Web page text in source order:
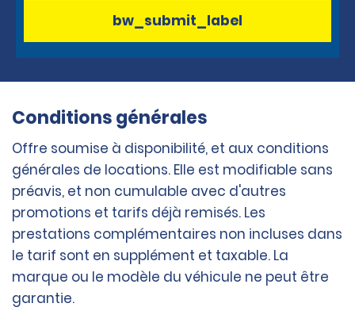
bw_submit_label
Conditions générales
Offre soumise à disponibilité, et aux conditions
générales de locations. Elle est modifiable sans
préavis, et non cumulable avec d'autres
promotions et tarifs déjà remisés. Les
prestations complémentaires non incluses dans
le tarif sont en supplément et taxable. La
marque ou le modèle du véhicule ne peut être
garantie.